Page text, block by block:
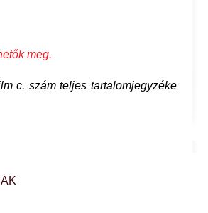
meg.
c. szám teljes tartalomjegyzéke